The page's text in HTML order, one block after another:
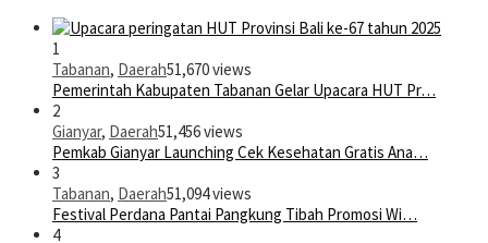
1
Tabanan, Daerah51,670 views
Pemerintah Kabupaten Tabanan Gelar Upacara HUT Pr…
2
Gianyar, Daerah51,456 views
Pemkab Gianyar Launching Cek Kesehatan Gratis Ana…
3
Tabanan, Daerah51,094 views
Festival Perdana Pantai Pangkung Tibah Promosi Wi…
4